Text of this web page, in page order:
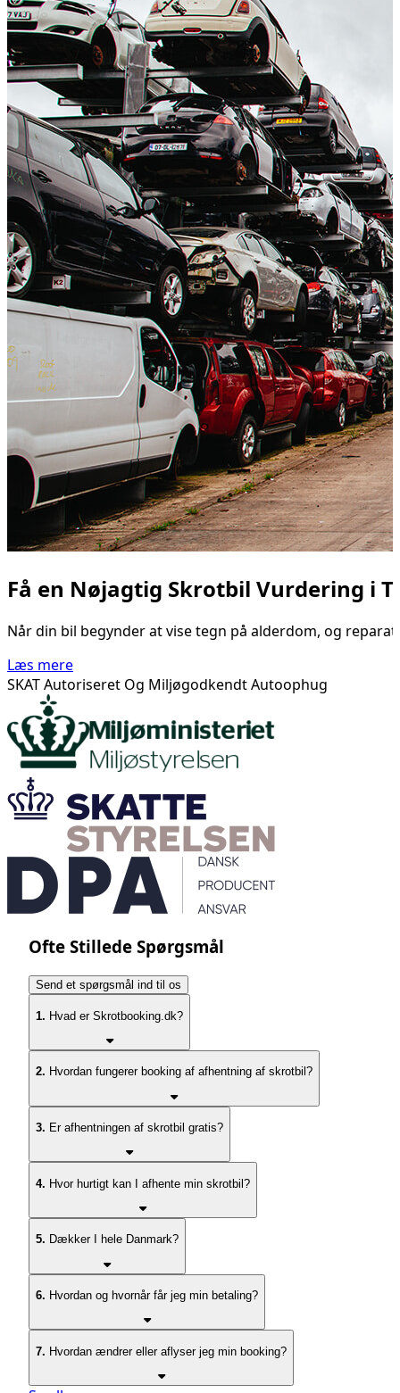
Få en Nøjagtig Skrotbil Vurdering i
Når din bil begynder at vise tegn på alderdom, og
Læs mere
SKAT Autoriseret Og Miljøgodkendt Autoophug
Ofte Stillede Spørgsmål
Send et spørgsmål ind til os
1. Hvad er Skrotbooking.dk?
2. Hvordan fungerer booking af afhentning af skrotbil?
3. Er afhentningen af skrotbil gratis?
4. Hvor hurtigt kan I afhente min skrotbil?
5. Dækker I hele Danmark?
6. Hvordan og hvornår får jeg min betaling?
7. Hvordan ændrer eller aflyser jeg min booking?